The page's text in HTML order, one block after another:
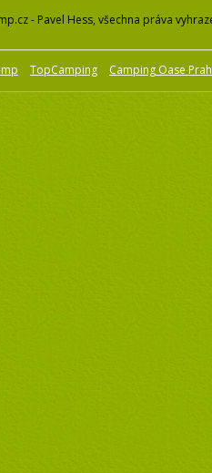
- Pavel Hess, všechna práva
TopCamping Camping Oase